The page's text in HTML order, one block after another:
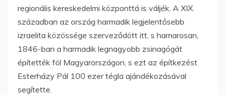
regionális kereskedelmi központtá is váljék. A XIX.
században az ország harmadik legjelentősebb
izraelita közössége szerveződött itt, s hamarosan,
1846-ban a harmadik legnagyobb zsinagógát
építették föl Magyarországon, s ezt az építkezést
Esterházy Pál 100 ezer tégla ajándékozásával
segítette.